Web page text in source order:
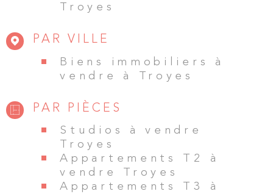
Troyes
PAR VILLE
Biens immobiliers à
vendre à Troyes
PAR PIÈCES
Studios à vendre
Troyes
Appartements T2 à
vendre Troyes
Appartements T3 à